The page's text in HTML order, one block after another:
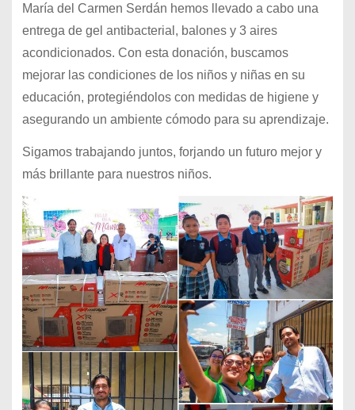
María del Carmen Serdán hemos llevado a cabo una
entrega de gel antibacterial, balones y 3 aires
acondicionados. Con esta donación, buscamos
mejorar las condiciones de los niños y niñas en su
educación, protegiéndolos con medidas de higiene y
asegurando un ambiente cómodo para su aprendizaje.
Sigamos trabajando juntos, forjando un futuro mejor y
más brillante para nuestros niños.